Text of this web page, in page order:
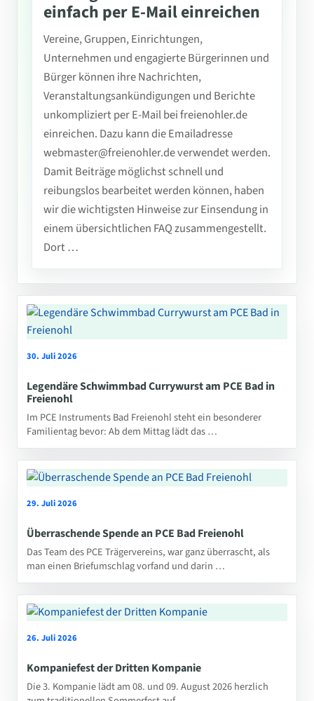
einfach per E-Mail einreichen
Vereine, Gruppen, Einrichtungen,
Unternehmen und engagierte Bürgerinnen und
Bürger können ihre Nachrichten,
Veranstaltungsankündigungen und Berichte
unkompliziert per E-Mail bei freienohler.de
einreichen. Dazu kann die Emailadresse
webmaster@freienohler.de verwendet werden.
Damit Beiträge möglichst schnell und
reibungslos bearbeitet werden können, haben
wir die wichtigsten Hinweise zur Einsendung in
einem übersichtlichen FAQ zusammengestellt.
Dort …
30. Juli 2026
Legendäre Schwimmbad Currywurst am PCE Bad in
Freienohl
Im PCE Instruments Bad Freienohl steht ein besonderer
Familientag bevor: Ab dem Mittag lädt das …
29. Juli 2026
Überraschende Spende an PCE Bad Freienohl
Das Team des PCE Trägervereins, war ganz überrascht, als
man einen Briefumschlag vorfand und darin …
26. Juli 2026
Kompaniefest der Dritten Kompanie
Die 3. Kompanie lädt am 08. und 09. August 2026 herzlich